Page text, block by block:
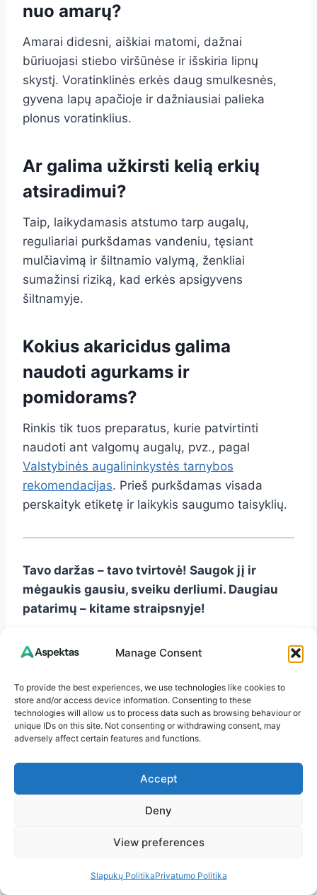
Manage Consent
To provide the best experiences, we use technologies like cookies to
store and/or access device information. Consenting to these
technologies will allow us to process data such as browsing behaviour or
unique IDs on this site. Not consenting or withdrawing consent, may
adversely affect certain features and functions.
Accept
Deny
View preferences
Slapukų PolitikaPrivatumo Politika
nuo amarų?
Amarai didesni, aiškiai matomi, dažnai
būriuojasi stiebo viršūnėse ir išskiria lipnų
skystį. Voratinklinės erkės daug smulkesnės,
gyvena lapų apačioje ir dažniausiai palieka
plonus voratinklius.
Ar galima užkirsti kelią erkių
atsiradimui?
Taip, laikydamasis atstumo tarp augalų,
reguliariai purkšdamas vandeniu, tęsiant
mulčiavimą ir šiltnamio valymą, ženkliai
sumažinsi riziką, kad erkės apsigyvens
šiltnamyje.
Kokius akaricidus galima
naudoti agurkams ir
pomidorams?
Rinkis tik tuos preparatus, kurie patvirtinti
naudoti ant valgomų augalų, pvz., pagal
Valstybinės augalininkystės tarnybos
rekomendacijas. Prieš purkšdamas visada
perskaityk etiketę ir laikykis saugumo taisyklių.
Tavo daržas – tavo tvirtovė! Saugok jį ir
mėgaukis gausiu, sveiku derliumi. Daugiau
patarimų – kitame straipsnyje!
Daugiau įžvalgų
rasiteAspektas.lt
Turite pastebėjimų ar minčių? Palikite
komentarą – man įdomu išgirsti jūsų nuomonę!
Jeigu patiko šis straipsnis, kviečiu naršyti
Aspektas.ltsvetainėje. Čia rasite
aktualijas ir dar daugiau.